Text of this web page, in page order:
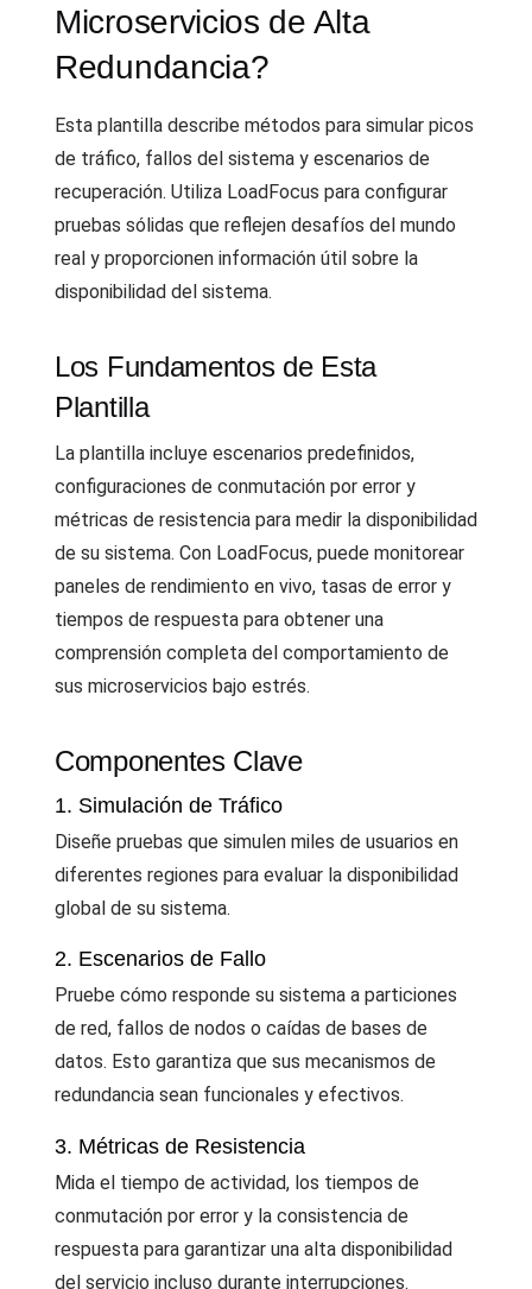
Microservicios de Alta
Redundancia?
Esta plantilla describe métodos para simular picos
de tráfico, fallos del sistema y escenarios de
recuperación. Utiliza LoadFocus para configurar
pruebas sólidas que reflejen desafíos del mundo
real y proporcionen información útil sobre la
disponibilidad del sistema.
Los Fundamentos de Esta
Plantilla
La plantilla incluye escenarios predefinidos,
configuraciones de conmutación por error y
métricas de resistencia para medir la disponibilidad
de su sistema. Con LoadFocus, puede monitorear
paneles de rendimiento en vivo, tasas de error y
tiempos de respuesta para obtener una
comprensión completa del comportamiento de
sus microservicios bajo estrés.
Componentes Clave
1. Simulación de Tráfico
Diseñe pruebas que simulen miles de usuarios en
diferentes regiones para evaluar la disponibilidad
global de su sistema.
2. Escenarios de Fallo
Pruebe cómo responde su sistema a particiones
de red, fallos de nodos o caídas de bases de
datos. Esto garantiza que sus mecanismos de
redundancia sean funcionales y efectivos.
3. Métricas de Resistencia
Mida el tiempo de actividad, los tiempos de
conmutación por error y la consistencia de
respuesta para garantizar una alta disponibilidad
del servicio incluso durante interrupciones.